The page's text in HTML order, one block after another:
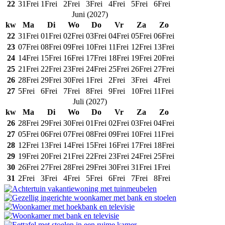
22 31Frei 1Frei 2Frei 3Frei 4Frei 5Frei 6Frei
Juni (2027)
kw
Ma Di Wo Do Vr Za
Zo
22 31Frei 01Frei 02Frei 03Frei 04Frei 05Frei 06Frei
23 07Frei 08Frei 09Frei 10Frei 11Frei 12Frei 13Frei
24 14Frei 15Frei 16Frei 17Frei 18Frei 19Frei 20Frei
25 21Frei 22Frei 23Frei 24Frei 25Frei 26Frei 27Frei
26 28Frei 29Frei 30Frei 1Frei 2Frei 3Frei 4Frei
27 5Frei 6Frei 7Frei 8Frei 9Frei 10Frei 11Frei
Juli (2027)
kw
Ma Di Wo Do Vr Za
Zo
26 28Frei 29Frei 30Frei 01Frei 02Frei 03Frei 04Frei
27 05Frei 06Frei 07Frei 08Frei 09Frei 10Frei 11Frei
28 12Frei 13Frei 14Frei 15Frei 16Frei 17Frei 18Frei
29 19Frei 20Frei 21Frei 22Frei 23Frei 24Frei 25Frei
30 26Frei 27Frei 28Frei 29Frei 30Frei 31Frei 1Frei
31 2Frei 3Frei 4Frei 5Frei 6Frei 7Frei 8Frei